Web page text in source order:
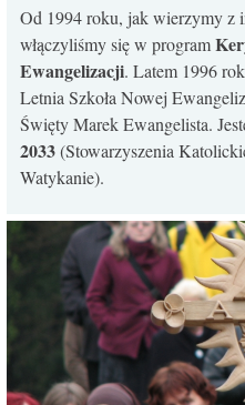
Od 1994 roku, jak wierzymy z
włączyliśmy się w program
Ewangelizacji. Latem 1996
Letnia Szkoła Nowej
Święty Marek Ewangelista.
2033(Stowarzyszenia
Watykanie).